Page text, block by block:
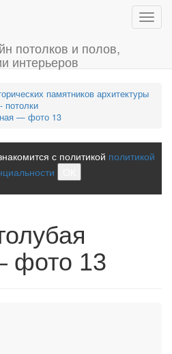
памятников архитектуры
потолки
— фото 13
с политикой политикой
фото 13